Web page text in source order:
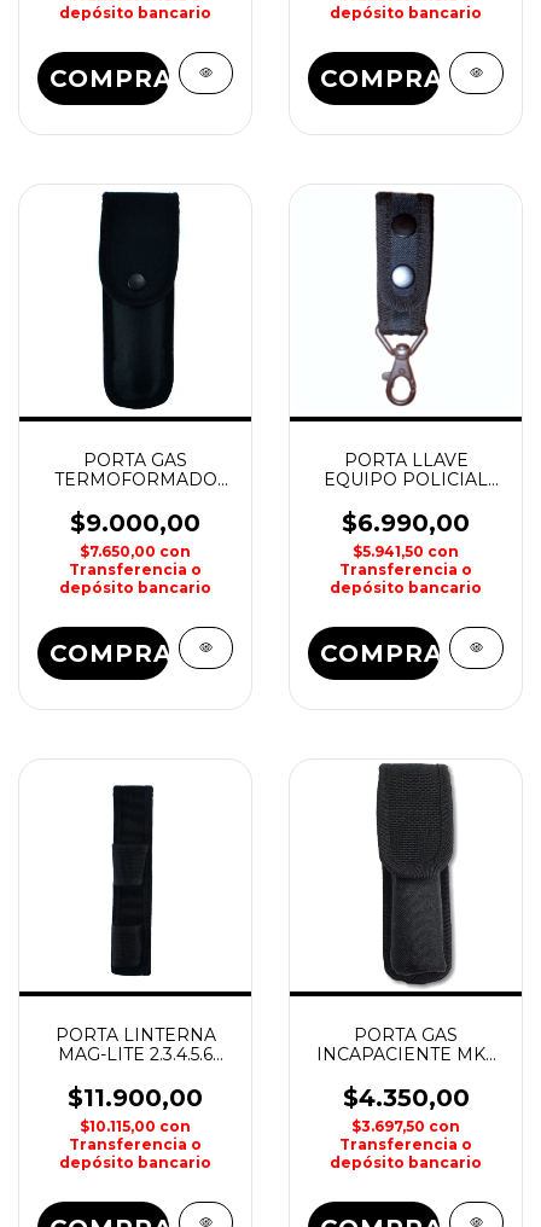
depósito bancario
COMPRAR
depósito bancario
COMPRAR
PORTA GAS
TERMOFORMADO
$9.000,00
$7.650,00 con
Transferencia o
depósito bancario
COMPRAR
PORTA LLAVE
EQUIPO POLICIAL
$6.990,00
$5.941,50 con
Transferencia o
depósito bancario
PORTA LINTERNA
MAG-LITE 2.3.4.5.6
HOUSTON
$11.900,00
$10.115,00 con
Transferencia o
depósito bancario
PORTA GAS
INCAPACIENTE MK4
$4.350,00
$3.697,50 con
Transferencia o
depósito bancario